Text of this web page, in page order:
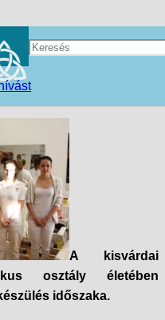
vizsgára
A kisvárdai
osztály életében
időszaka.